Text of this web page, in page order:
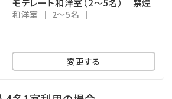
ております。
を賜りますようお願い申し上げま
モデレート和洋室（2～5名） 禁煙
和洋室 2～5名
変更する